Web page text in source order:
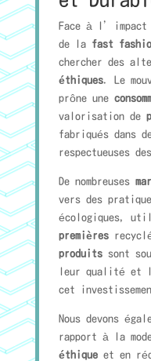
Face à l’impact
de la fast
chercher des
éthiques. Le
prône une
valorisation de
fabriqués dans
respectueuses
De nombreuses
vers des
écologiques,
premières
produitssont
leur qualité et
cet
Nous devons
rapport à la
éthiqueet en